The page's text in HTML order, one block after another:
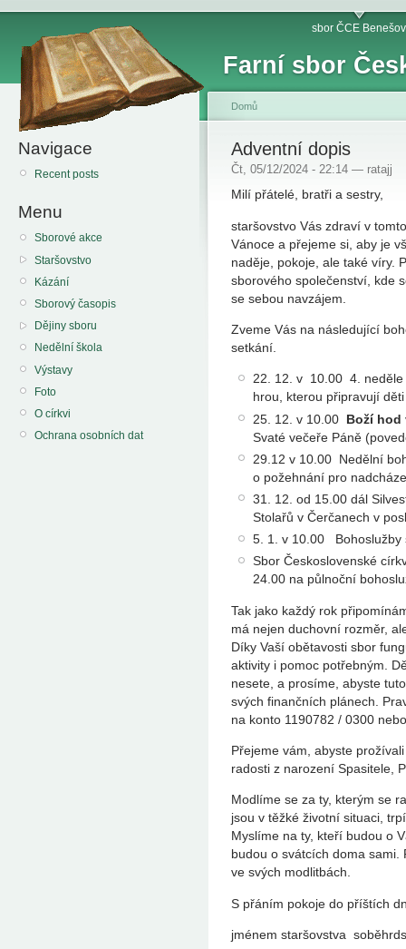
Farní sbor
sbor ČCE Benešov
Navigace
Recent posts
Menu
Sborové akce
Staršovstvo
Kázání
Sborový časopis
Dějiny sboru
Nedělní škola
Výstavy
Foto
O církvi
Ochrana osobních dat
Domů
Adventní dopis
Čt, 05/12/2024 - 22:14 — ratajj
Milí přátelé, bratři a sestry,
staršovstvo Vás zdraví v
Vánoce a přejeme si, aby je
naděje, pokoje, ale také víry.
sborového společenství, kde
se sebou navzájem.
Zveme Vás na následující
22. 12. v 10.00 4.
hrou, kterou připravují
25. 12. v 10.00 Boží hod
Svaté večeře Páně
29.12 v 10.00 Nedělní
o požehnání pro
31. 12. od 15.00 dál
Stolařů v Čerčanech v
5. 1. v 10.00 Bohoslužby
Sbor Československé
24.00 na půlnoční
Tak jako každý rok
má nejen duchovní rozměr,
Díky Vaší obětavosti sbor
aktivity i pomoc potřebným.
nesete, a prosíme, abyste
svých finančních plánech.
na konto 1190782 / 0300
Přejeme vám, abyste
radosti z narození Spasitele,
Modlíme se za ty, kterým se
jsou v těžké životní situaci,
Myslíme na ty, kteří budou o
budou o svátcích doma sami.
ve svých modlitbách.
S přáním pokoje do příštích
jménem staršovstva